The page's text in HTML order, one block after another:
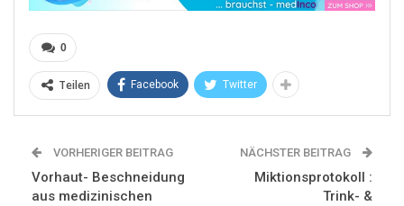
0
Teilen Facebook Twitter
VORHERIGER BEITRAG
Vorhaut- Beschneidung
aus medizinischen
NÄCHSTER BEITRAG
Miktionsprotokoll :
Trink- &